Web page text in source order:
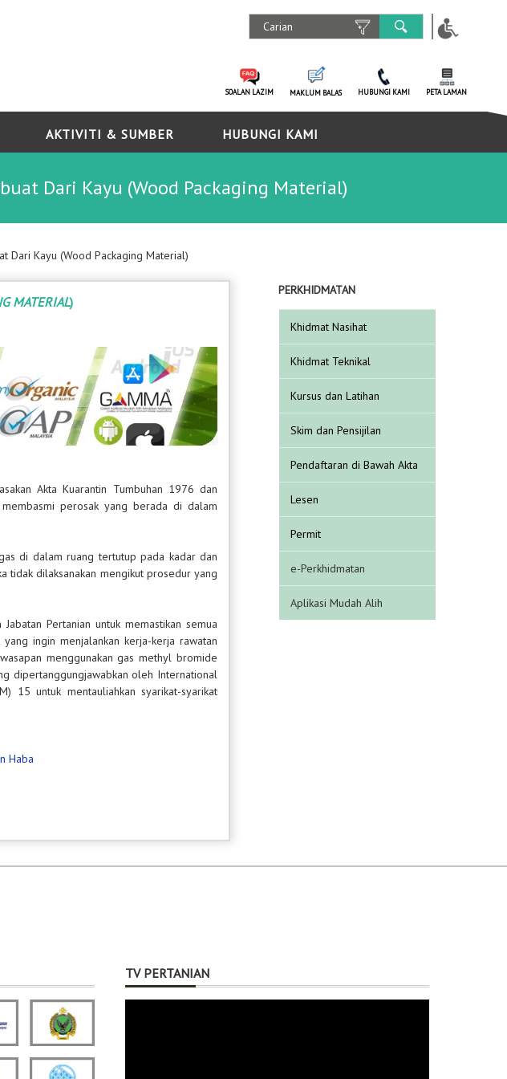
SOALAN LAZIM MAKLUM BALAS HUBUNGI KAMI PETA LAMAN
AKTIVITI & SUMBER HUBUNGI KAMI
Dari Kayu (Wood Packaging Material)
Dari Kayu (Wood Packaging Material)
MATERIAL)
Akta Kuarantin Tumbuhan 1976 dan
perosak yang berada di dalam
di dalam ruang tertutup pada kadar dan
tidak dilaksanakan mengikut prosedur yang
Pertanian untuk memastikan semua
ingin menjalankan kerja-kerja rawatan
menggunakan gas methyl bromide
dipertanggungjawabkan oleh International
15 untuk mentauliahkan syarikat-syarikat
Haba
PERKHIDMATAN
Khidmat Nasihat
Khidmat Teknikal
Kursus dan Latihan
Skim dan Pensijilan
Pendaftaran di Bawah Akta
Lesen
Permit
e-Perkhidmatan
Aplikasi Mudah Alih
TV PERTANIAN